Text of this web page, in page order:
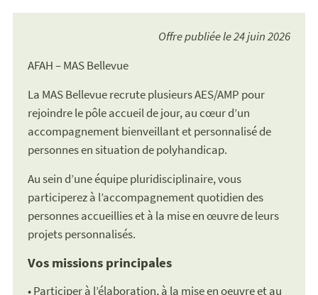
Offre publiée le 24 juin 2026
AFAH – MAS Bellevue
La MAS Bellevue recrute plusieurs AES/AMP pour
rejoindre le pôle accueil de jour, au cœur d’un
accompagnement bienveillant et personnalisé de
personnes en situation de polyhandicap.
Au sein d’une équipe pluridisciplinaire, vous
participerez à l’accompagnement quotidien des
personnes accueillies et à la mise en œuvre de leurs
projets personnalisés.
Vos missions principales
• Participer à l’élaboration, à la mise en oeuvre et au